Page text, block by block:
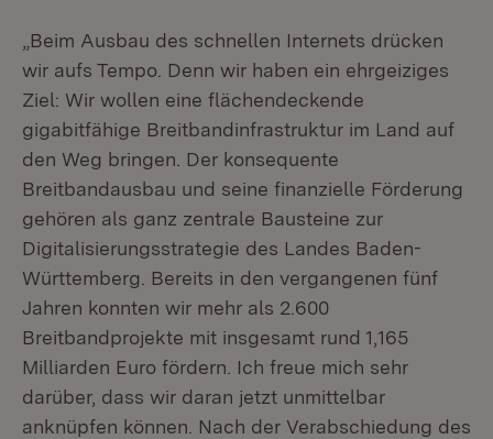
„Beim Ausbau des schnellen Internets drücken
wir aufs Tempo. Denn wir haben ein ehrgeiziges
Ziel: Wir wollen eine flächendeckende
gigabitfähige Breitbandinfrastruktur im Land auf
den Weg bringen. Der konsequente
Breitbandausbau und seine finanzielle Förderung
gehören als ganz zentrale Bausteine zur
Digitalisierungsstrategie des Landes Baden-
Württemberg. Bereits in den vergangenen fünf
Jahren konnten wir mehr als 2.600
Breitbandprojekte mit insgesamt rund 1,165
Milliarden Euro fördern. Ich freue mich sehr
darüber, dass wir daran jetzt unmittelbar
anknüpfen können. Nach der Verabschiedung des